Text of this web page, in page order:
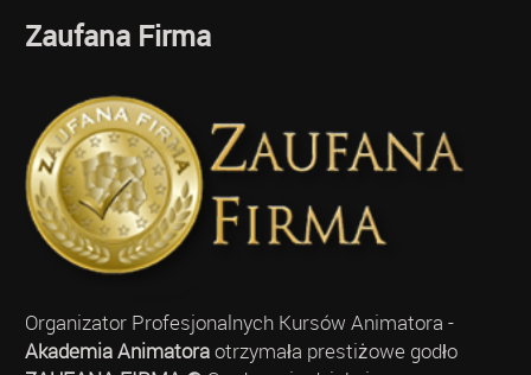
Zaufana Firma
Organizator Profesjonalnych Kursów Animatora -
Akademia Animatoraotrzymała prestiżowe godło